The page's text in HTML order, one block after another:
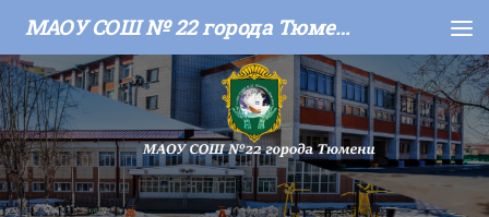
Skip to content МАОУ СОШ № 22 города Тюмени